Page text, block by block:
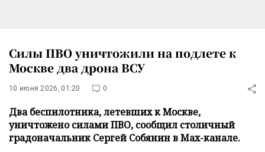
Силы ПВО уничтожили на подлете к
Москве два дрона ВСУ
10 июня 2026, 01:20 0
Два беспилотника, летевших к Москве,
уничтожено силами ПВО, сообщил столичный
градоначальник Сергей Собянин в Max-канале.